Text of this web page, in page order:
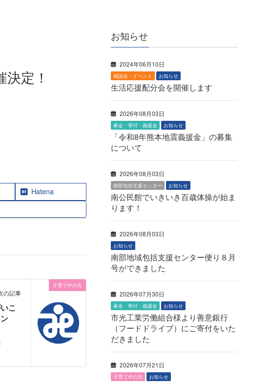
定！
Hatena
子育て中の方
の記事
こ
ン
お知らせ
2024年06月10日
相談会・イベント お知らせ
生活応援配分会を開催します
2026年08月03日
募金・寄付・義援金 お知らせ
「令和8年熊本地震義援金」の募集
について
2026年08月03日
南部包括支援センター お知らせ
南公民館でいきいき百歳体操が始ま
ります！
2026年08月03日
お知らせ
南部地域包括支援センター便り８月
号ができました
2026年07月30日
募金・寄付・義援金 お知らせ
市光工業労働組合様より善意銀行
（フードドライブ）にご寄付をいた
だきました
2026年07月21日
子育て中の方 お知らせ